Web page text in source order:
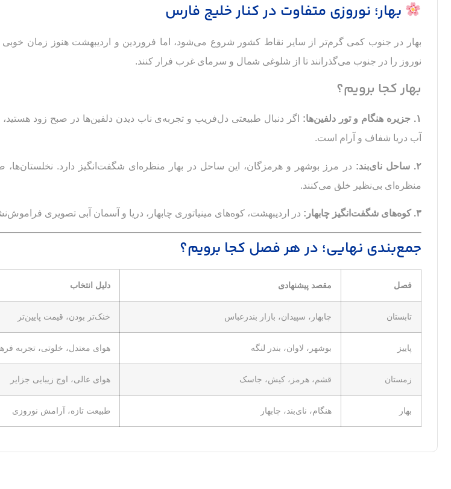
بهار؛ نوروزی متفاوت در کنار خلیج فارس
بهار در جنوب کمی گرم‌تر از سایر نقاط کشور شروع می‌شود، اما فروردین و اردیبهشت هنوز زمان
نوروز را در جنوب می‌گذرانند تا از شلوغی شمال و سرمای غرب فرار کنند.
بهار کجا برویم؟
۱. جزیره هنگام و تور دلفین‌ها:
اگر دنبال طبیعتی دل‌فریب و تجربه‌ی ناب دیدن دلفین‌ها در صبح زود
آب دریا شفاف و آرام است.
۲. ساحل نای‌بند:
در مرز بوشهر و هرمزگان، این ساحل در بهار منظره‌ای شگفت‌انگیز دارد. نخلستان‌ها،
منظره‌ای بی‌نظیر خلق می‌کنند.
۳. کوه‌های شگفت‌انگیز چابهار: در اردیبهشت، کوه‌های مینیاتوری چابهار، دریا و آسمان آبی تصویری
جمع‌بندی نهایی؛ در هر فصل کجا برویم؟
فصل مقصد پیشنهادی دلیل انتخاب
تابستان چابهار، سپیدان، بازار بندرعباس خنک‌تر بودن، قیمت پایین‌تر
پاییز بوشهر، لاوان، بندر لنگه هوای معتدل، خلوتی، تجربه
زمستان قشم، هرمز، کیش، جاسک هوای عالی، اوج زیبایی جزایر
بهار هنگام، نای‌بند، چابهار طبیعت تازه، آرامش نوروزی